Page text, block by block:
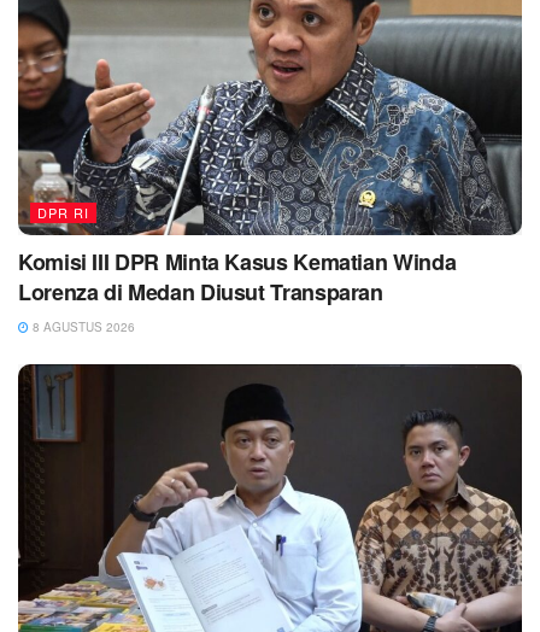
DPR RI
Komisi III DPR Minta Kasus Kematian Winda
Lorenza di Medan Diusut Transparan
8 AGUSTUS 2026